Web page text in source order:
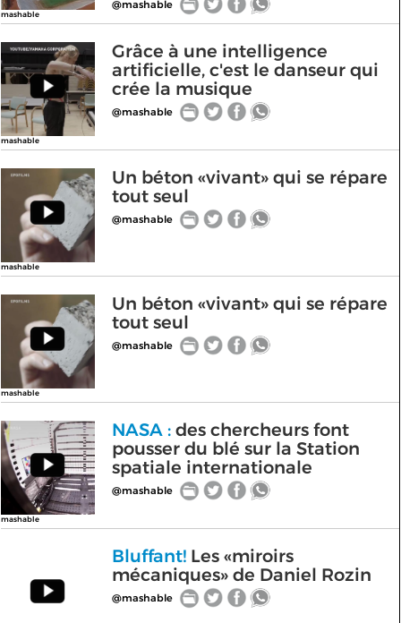
mashable
@mashable
mashable
Grâce à une intelligence
artificielle, c'est le danseur qui
crée la musique
@mashable
mashable
Un béton «vivant» qui se répare
tout seul
@mashable
mashable
Un béton «vivant» qui se répare
tout seul
@mashable
mashable
NASA :des chercheurs font
pousser du blé sur la Station
spatiale internationale
@mashable
Bluffant!Les «miroirs
mécaniques» de Daniel Rozin
@mashable